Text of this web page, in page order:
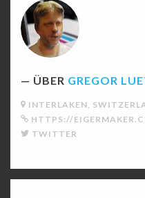
ÜBER GREGOR
INTERLAKEN,
HTTPS://
TWITTER